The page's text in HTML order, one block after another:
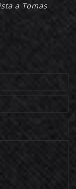
a Tomas